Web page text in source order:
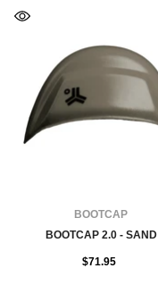
FOURNISSEUR:BOOTCAP
BOOTCAP 2.0 - SAND
$71.95